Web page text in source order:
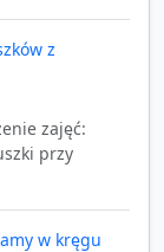
z
zajęć:
przy
w kręgu